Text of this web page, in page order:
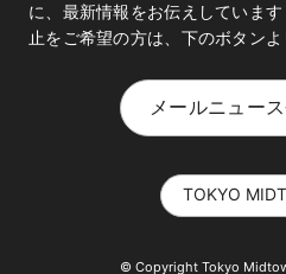
に、最新情報をお伝えしていま
止をご希望の方は、下のボタンよ
メールニュー
TOKYO
© Copyright Tokyo